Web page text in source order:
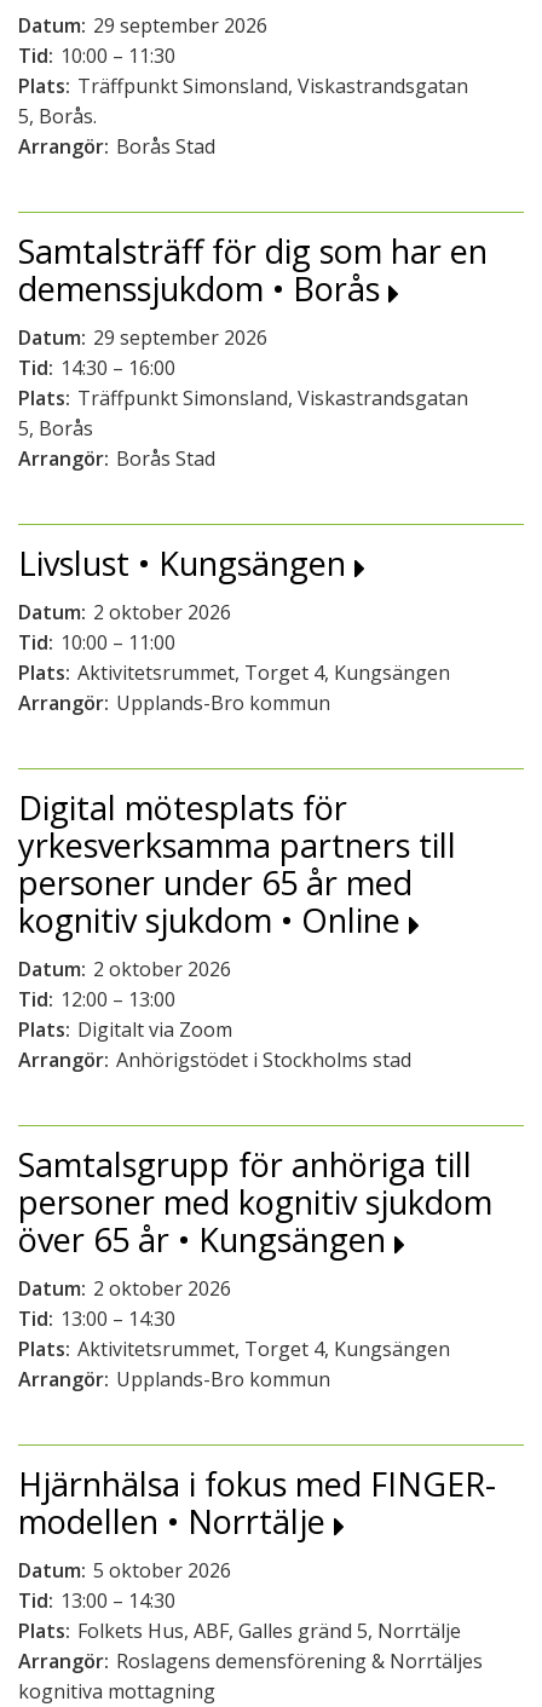
Datum: 29 september 2026
Tid: 10:00 – 11:30
Plats: Träffpunkt Simonsland, Viskastrandsgatan
5, Borås.
Arrangör: Borås Stad
Samtalsträff för dig som har en
demenssjukdom • Borås
Datum: 29 september 2026
Tid: 14:30 – 16:00
Plats: Träffpunkt Simonsland, Viskastrandsgatan
5, Borås
Arrangör: Borås Stad
Livslust • Kungsängen
Datum: 2 oktober 2026
Tid: 10:00 – 11:00
Plats: Aktivitetsrummet, Torget 4, Kungsängen
Arrangör: Upplands-Bro kommun
Digital mötesplats för
yrkesverksamma partners till
personer under 65 år med
kognitiv sjukdom • Online
Datum: 2 oktober 2026
Tid: 12:00 – 13:00
Plats: Digitalt via Zoom
Arrangör: Anhörigstödet i Stockholms stad
Samtalsgrupp för anhöriga till
personer med kognitiv sjukdom
över 65 år • Kungsängen
Datum: 2 oktober 2026
Tid: 13:00 – 14:30
Plats: Aktivitetsrummet, Torget 4, Kungsängen
Arrangör: Upplands-Bro kommun
Hjärnhälsa i fokus med FINGER-
modellen • Norrtälje
Datum: 5 oktober 2026
Tid: 13:00 – 14:30
Plats: Folkets Hus, ABF, Galles gränd 5, Norrtälje
Arrangör: Roslagens demensförening & Norrtäljes
kognitiva mottagning